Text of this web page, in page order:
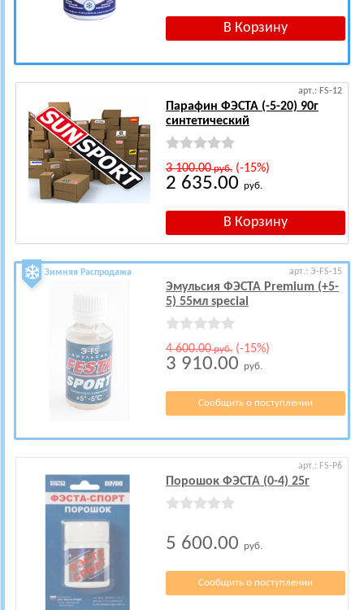
арт.: FS-12
Парафин ФЭСТА (-5-20) 90г
синтетический
3 100.00руб.(-15%)
2 635.00 руб.
Зимняя Распродажа арт.: Э-FS-15
Эмульсия ФЭСТА Premium (+5-
5) 55мл special
4 600.00руб.(-15%)
3 910.00 руб.
Сообщить о поступлении
арт.: FS-P6
Порошок ФЭСТА (0-4) 25г
5 600.00 руб.
Сообщить о поступлении